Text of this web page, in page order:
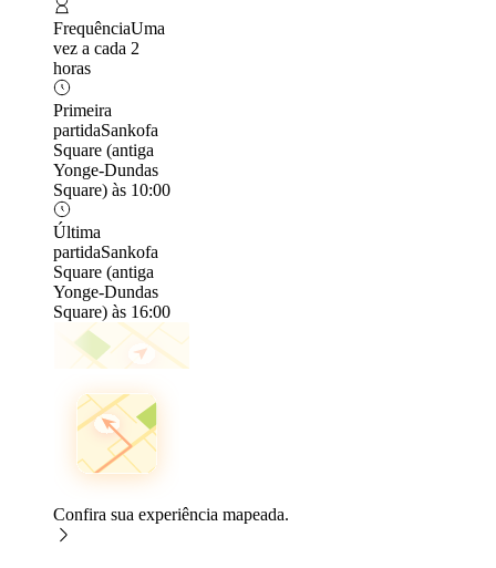
FrequênciaUma
vez a cada 2
horas
Primeira
partidaSankofa
Square (antiga
Yonge-Dundas
Square) às 10:00
Última
partidaSankofa
Square (antiga
Yonge-Dundas
Square) às 16:00
Confira sua experiência mapeada.